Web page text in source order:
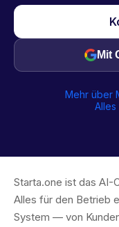
Mit
Mehr über
Starta.one ist das AI-
Alles für den Betrieb
System — von